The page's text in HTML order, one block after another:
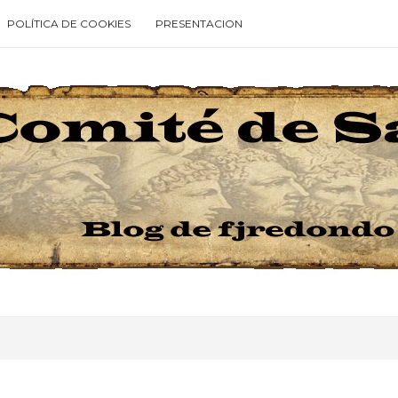
POLÍTICA DE COOKIES PRESENTACION
Type your search keyword, and press enter to search